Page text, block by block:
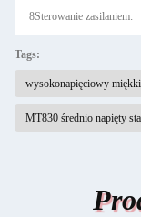
8Sterowanie zasilaniem:
Tags:
wysokonapięciowy
MT830 średnio napięty